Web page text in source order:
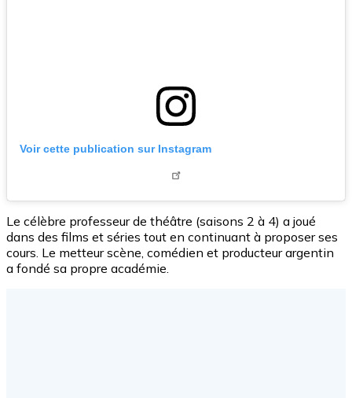
Voir cette publication sur Instagram
Le célèbre professeur de théâtre (saisons 2 à 4) a joué
dans des films et séries tout en continuant à proposer ses
cours. Le metteur scène, comédien et producteur argentin
a fondé sa propre académie.